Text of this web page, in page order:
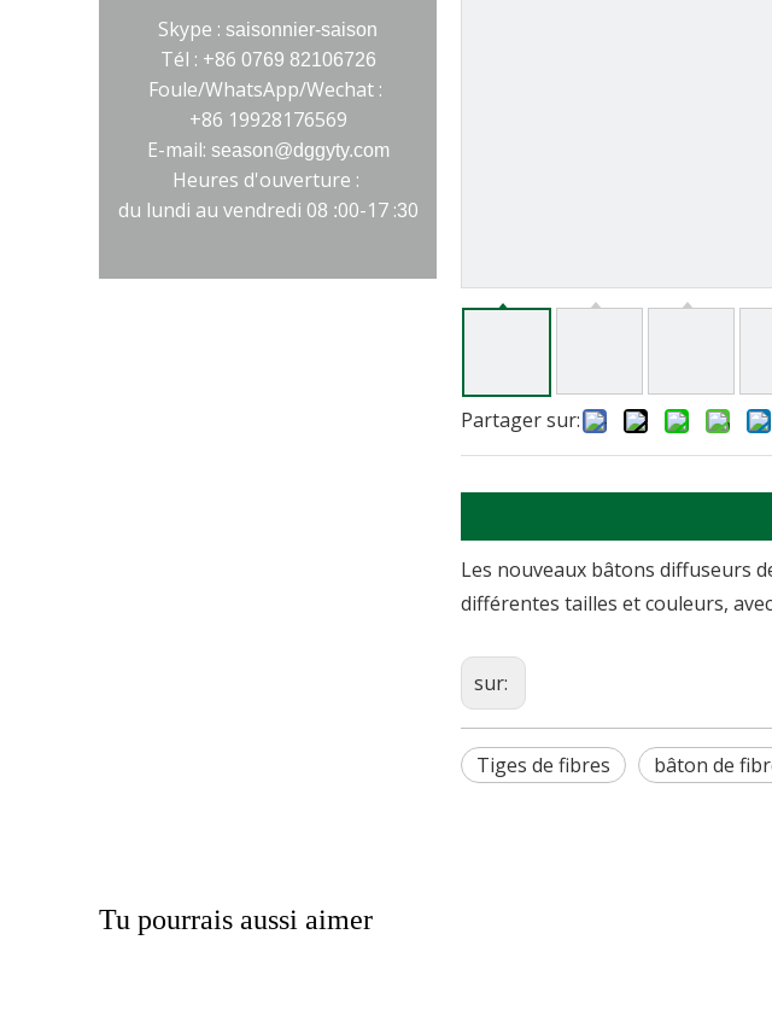
Skype : saisonnier-saison
Tél : +86 0769 82106726
Foule/WhatsApp/Wechat :
+86 19928176569
E-mail: season@dggyty.com
Heures d'ouverture :
du lundi au vendredi 08 :00-17 :30
Partager sur:
Les nouveaux bâtons diffuseurs
différentes tailles et couleurs,
sur:
Tiges de fibres bâton de
Tu pourrais aussi aimer